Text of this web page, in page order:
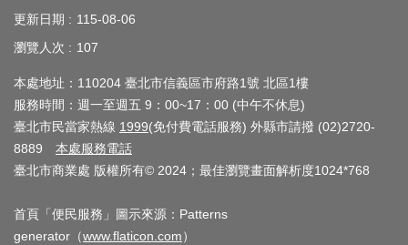
業
發
與
輔
導
商
廊
更新日期
115-08-06
瀏覽人次
107
本處地址：110204 臺北市信義區市府路1號 北區1樓
服務時間：週一至週五 9：00~17：00 (中午不休息)
臺北市民當家熱線 1999(免付費電話服務) 外縣市請撥 (02)2720-
8889 本處服務電話
臺北市商業處 版權所有© 2024；最佳瀏覽畫面解析度1024*768
首頁「便民服務」圖示來源：Patterns
generator（www.flaticon.com）